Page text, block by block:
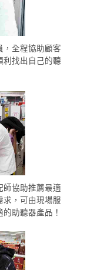
，全程協助顧客
利找出自己的聽
師協助推薦最適
求，可由現場服
助聽器產品！